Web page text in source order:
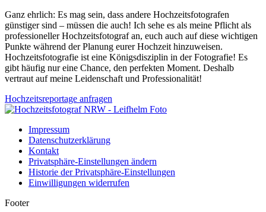
Ganz ehrlich: Es mag sein, dass andere Hochzeitsfotografen
günstiger sind – müssen die auch! Ich sehe es als meine Pflicht als
professioneller Hochzeitsfotograf an, euch auch auf diese wichtigen
Punkte während der Planung eurer Hochzeit hinzuweisen.
Hochzeitsfotografie ist eine Königsdisziplin in der Fotografie! Es
gibt häufig nur eine Chance, den perfekten Moment. Deshalb
vertraut auf meine Leidenschaft und Professionalität!
Hochzeitsreportage anfragen
Impressum
Datenschutzerklärung
Kontakt
Privatsphäre-Einstellungen ändern
Historie der Privatsphäre-Einstellungen
Einwilligungen widerrufen
Footer